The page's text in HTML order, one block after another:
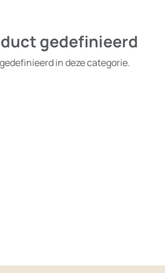
gedefinieerd
in deze categorie.